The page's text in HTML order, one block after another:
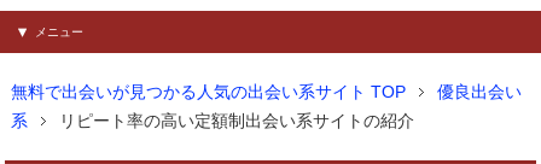
メニュー
無料で出会いが見つかる人気の出会い系サイト TOP
優良出会い
系
リピート率の高い定額制出会い系サイトの紹介